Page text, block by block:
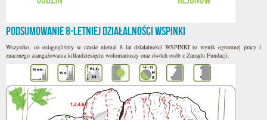
Podsumowanie 8-letniej działalności WSPINKI
Wszystko, co osiągnęliśmy w czasie niemal 8 lat działalności WSPINKI to wynik ogromnej pracy i
znacznego zaangażowania kilkudziesięciu wolontariuszy oraz dwóch osób z Zarządu Fundacji.